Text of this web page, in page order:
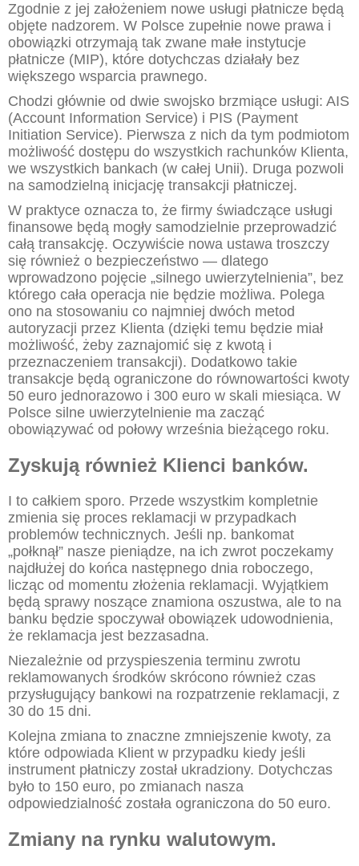
Zgodnie z jej założeniem nowe usługi płatnicze będą
objęte nadzorem. W Polsce zupełnie nowe prawa i
obowiązki otrzymają tak zwane małe instytucje
płatnicze (MIP), które dotychczas działały bez
większego wsparcia prawnego.
Chodzi głównie od dwie swojsko brzmiące usługi: AIS
(Account Information Service) i PIS (Payment
Initiation Service). Pierwsza z nich da tym podmiotom
możliwość dostępu do wszystkich rachunków Klienta,
we wszystkich bankach (w całej Unii). Druga pozwoli
na samodzielną inicjację transakcji płatniczej.
W praktyce oznacza to, że firmy świadczące usługi
finansowe będą mogły samodzielnie przeprowadzić
całą transakcję. Oczywiście nowa ustawa troszczy
się również o bezpieczeństwo — dlatego
wprowadzono pojęcie „silnego uwierzytelnienia”, bez
którego cała operacja nie będzie możliwa. Polega
ono na stosowaniu co najmniej dwóch metod
autoryzacji przez Klienta (dzięki temu będzie miał
możliwość, żeby zaznajomić się z kwotą i
przeznaczeniem transakcji). Dodatkowo takie
transakcje będą ograniczone do równowartości kwoty
50 euro jednorazowo i 300 euro w skali miesiąca. W
Polsce silne uwierzytelnienie ma zacząć
obowiązywać od połowy września bieżącego roku.
Zyskują również Klienci banków.
I to całkiem sporo. Przede wszystkim kompletnie
zmienia się proces reklamacji w przypadkach
problemów technicznych. Jeśli np. bankomat
„połknął” nasze pieniądze, na ich zwrot poczekamy
najdłużej do końca następnego dnia roboczego,
licząc od momentu złożenia reklamacji. Wyjątkiem
będą sprawy noszące znamiona oszustwa, ale to na
banku będzie spoczywał obowiązek udowodnienia,
że reklamacja jest bezzasadna.
Niezależnie od przyspieszenia terminu zwrotu
reklamowanych środków skrócono również czas
przysługujący bankowi na rozpatrzenie reklamacji, z
30 do 15 dni.
Kolejna zmiana to znaczne zmniejszenie kwoty, za
które odpowiada Klient w przypadku kiedy jeśli
instrument płatniczy został ukradziony. Dotychczas
było to 150 euro, po zmianach nasza
odpowiedzialność została ograniczona do 50 euro.
Zmiany na rynku walutowym.